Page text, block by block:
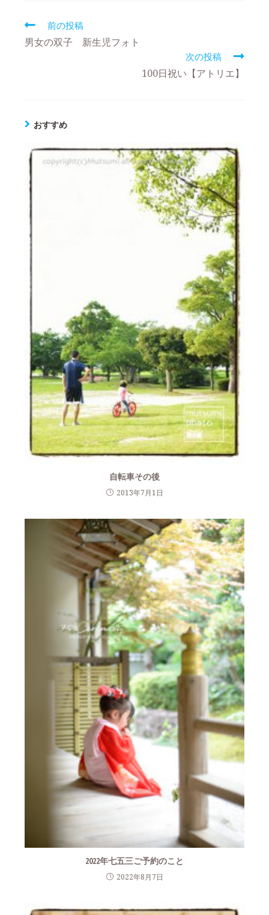
前の投稿
男女の双子 新生児フォト
次の投稿
100日祝い【アトリエ】
おすすめ
自転車その後
2013年7月1日
2022年七五三ご予約のこと
2022年8月7日